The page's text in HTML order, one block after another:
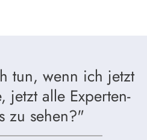
tun, wenn ich jetzt
jetzt alle Experten-
zu sehen?"